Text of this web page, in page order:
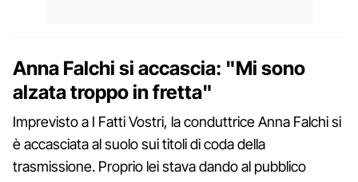
Anna Falchi si accascia: "Mi sono
alzata troppo in fretta"
Imprevisto a I Fatti Vostri, la conduttrice Anna Falchi si
è accasciata al suolo sui titoli di coda della
trasmissione. Proprio lei stava dando al pubblico